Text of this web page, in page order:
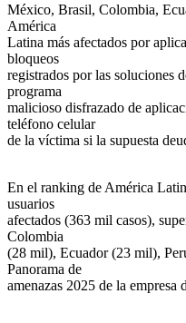
México, Brasil, Colombia,
América
Latina más afectados por
bloqueos
registrados por las soluciones
programa
malicioso disfrazado de
teléfono celular
de la víctima si la supuesta
En el ranking de América
usuarios
afectados (363 mil casos),
Colombia
(28 mil), Ecuador (23 mil),
Panorama de
amenazas 2025 de la empresa